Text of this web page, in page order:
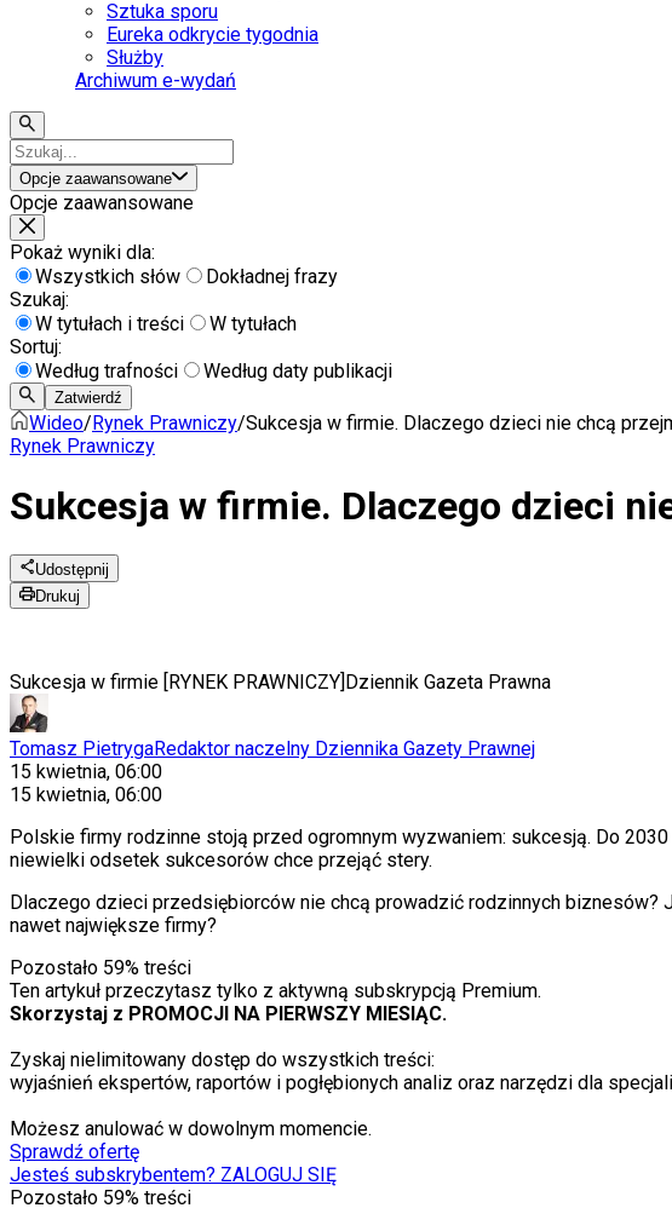
Sztuka sporu
Eureka odkrycie tygodnia
Służby
Archiwum e-wydań
Opcje zaawansowane
Opcje zaawansowane
Pokaż wyniki dla:
Wszystkich słów
Dokładnej frazy
Szukaj:
W tytułach i treści
W tytułach
Sortuj:
Według trafności
Według daty publikacji
Zatwierdź
Wideo/Rynek Prawniczy/Sukcesja w firmie. Dlaczego dzieci nie chcą
Rynek Prawniczy
Sukcesja w firmie. Dlaczego dzieci
Udostępnij
Drukuj
Sukcesja w firmie [RYNEK PRAWNICZY]Dziennik Gazeta Prawna
Tomasz PietrygaRedaktor naczelny Dziennika Gazety Prawnej
15 kwietnia, 06:00
15 kwietnia, 06:00
Polskie firmy rodzinne stoją przed ogromnym wyzwaniem: sukcesją. Do
niewielki odsetek sukcesorów chce przejąć stery.
Dlaczego dzieci przedsiębiorców nie chcą prowadzić rodzinnych biznesów?
nawet największe firmy?
Pozostało 59% treści
Ten artykuł przeczytasz tylko z aktywną subskrypcją Premium.
Skorzystaj z PROMOCJI NA PIERWSZY MIESIĄC.
Zyskaj nielimitowany dostęp do wszystkich treści:
wyjaśnień ekspertów, raportów i pogłębionych analiz oraz narzędzi dla
Możesz anulować w dowolnym momencie.
Sprawdź ofertę
Jesteś subskrybentem? ZALOGUJ SIĘ
Pozostało 59% treści